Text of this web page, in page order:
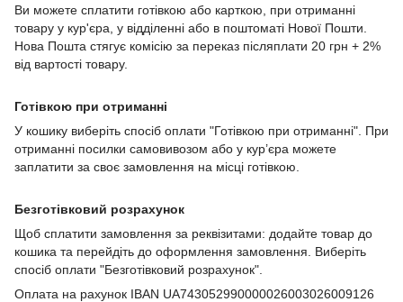
Ви можете сплатити готівкою або карткою, при отриманні
товару у кур'єра, у відділенні або в поштоматі Нової Пошти.
Нова Пошта стягує комісію за переказ післяплати 20 грн + 2%
від вартості товару.
Готівкою при отриманні
У кошику виберіть спосіб оплати "Готівкою при отриманні". При
отриманні посилки самовивозом або у кур’єра можете
заплатити за своє замовлення на місці готівкою.
Безготівковий розрахунок
Щоб сплатити замовлення за реквізитами: додайте товар до
кошика та перейдіть до оформлення замовлення. Виберіть
спосіб оплати "Безготівковий розрахунок".
Оплата на рахунок IBAN UA743052990000026003026009126